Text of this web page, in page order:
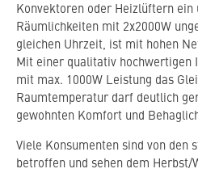
Konvektoren oder Heizlüftern ein
Räumlichkeiten mit 2x2000W
gleichen Uhrzeit, ist mit hohen
Mit einer qualitativ hochwertigen
mit max. 1000W Leistung das
Raumtemperatur darf deutlich
gewohnten Komfort und
Viele Konsumenten sind von den
betroffen und sehen dem Herbst/